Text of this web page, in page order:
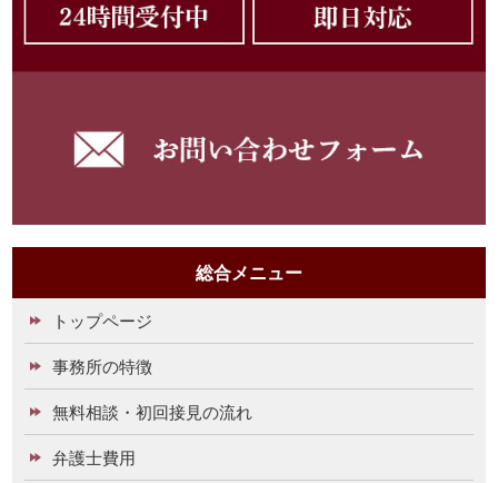
総合メニュー
トップページ
事務所の特徴
無料相談・初回接見の流れ
弁護士費用